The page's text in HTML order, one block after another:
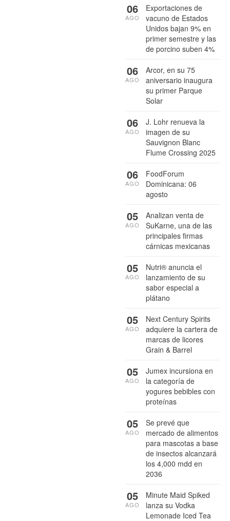
Exportaciones de
vacuno de Estados
Unidos bajan 9% en
primer semestre y las
de porcino suben 4%
06
AGO
Arcor, en su 75
aniversario inaugura
su primer Parque
Solar
06
AGO
J. Lohr renueva la
imagen de su
Sauvignon Blanc
Flume Crossing 2025
06
AGO
FoodForum
Dominicana: 06
agosto
06
AGO
Analizan venta de
SuKarne, una de las
principales firmas
cárnicas mexicanas
05
AGO
Nutri® anuncia el
lanzamiento de su
sabor especial a
plátano
05
AGO
Next Century Spirits
adquiere la cartera de
marcas de licores
Grain & Barrel
05
AGO
Jumex incursiona en
la categoría de
yogures bebibles con
proteínas
05
AGO
Se prevé que
mercado de alimentos
para mascotas a base
de insectos alcanzará
los 4,000 mdd en
2036
05
AGO
Minute Maid Spiked
lanza su Vodka
Lemonade Iced Tea
05
AGO